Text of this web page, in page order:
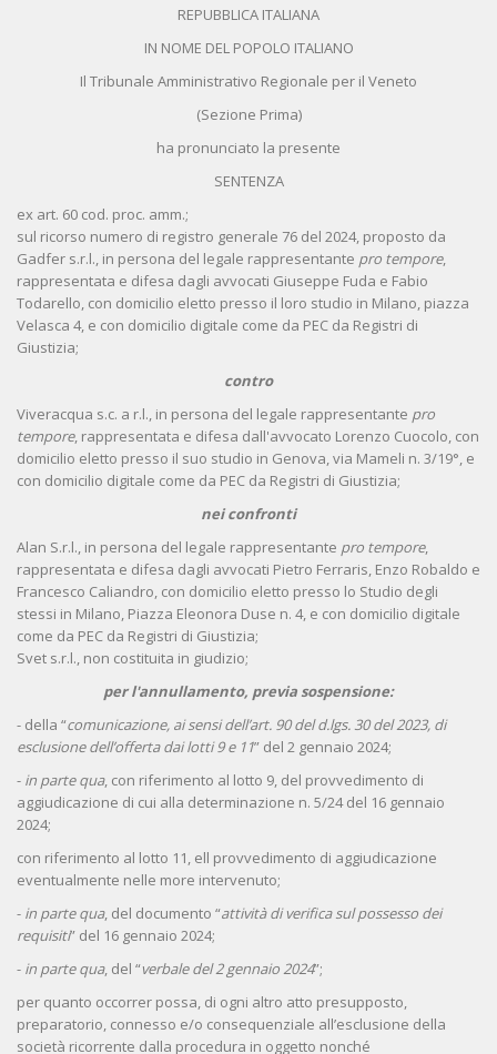
REPUBBLICA ITALIANA
IN NOME DEL POPOLO ITALIANO
Il Tribunale Amministrativo Regionale per il Veneto
(Sezione Prima)
ha pronunciato la presente
SENTENZA
ex art. 60 cod. proc. amm.;
sul ricorso numero di registro generale 76 del 2024, proposto da
Gadfer s.r.l., in persona del legale rappresentante pro tempore,
rappresentata e difesa dagli avvocati Giuseppe Fuda e Fabio
Todarello, con domicilio eletto presso il loro studio in Milano, piazza
Velasca 4, e con domicilio digitale come da PEC da Registri di
Giustizia;
contro
Viveracqua s.c. a r.l., in persona del legale rappresentante pro
tempore, rappresentata e difesa dall'avvocato Lorenzo Cuocolo, con
domicilio eletto presso il suo studio in Genova, via Mameli n. 3/19°, e
con domicilio digitale come da PEC da Registri di Giustizia;
nei confronti
Alan S.r.l., in persona del legale rappresentante pro tempore,
rappresentata e difesa dagli avvocati Pietro Ferraris, Enzo Robaldo e
Francesco Caliandro, con domicilio eletto presso lo Studio degli
stessi in Milano, Piazza Eleonora Duse n. 4, e con domicilio digitale
come da PEC da Registri di Giustizia;
Svet s.r.l., non costituita in giudizio;
per l'annullamento, previa sospensione:
- della “comunicazione, ai sensi dell’art. 90 del d.lgs. 30 del 2023, di
esclusione dell’offerta dai lotti 9 e 11” del 2 gennaio 2024;
- in parte qua, con riferimento al lotto 9, del provvedimento di
aggiudicazione di cui alla determinazione n. 5/24 del 16 gennaio
2024;
con riferimento al lotto 11, ell provvedimento di aggiudicazione
eventualmente nelle more intervenuto;
- in parte qua, del documento “attività di verifica sul possesso dei
requisiti” del 16 gennaio 2024;
- in parte qua, del “verbale del 2 gennaio 2024”;
per quanto occorrer possa, di ogni altro atto presupposto,
preparatorio, connesso e/o consequenziale all’esclusione della
società ricorrente dalla procedura in oggetto nonché